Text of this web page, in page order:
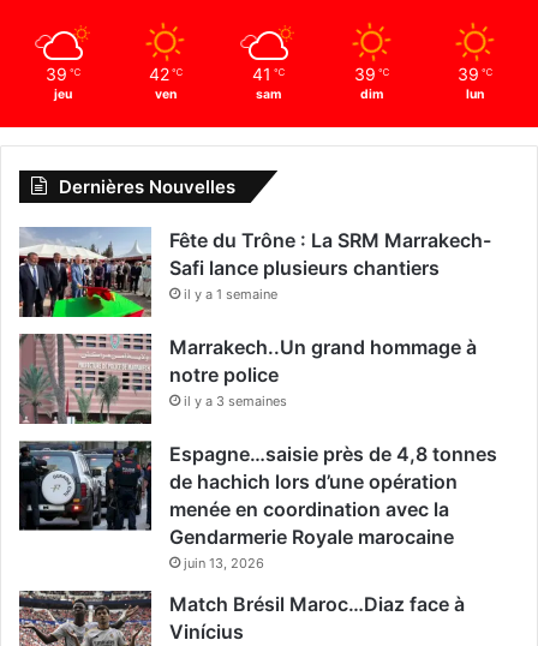
39 ℃
jeu
42 ℃
ven
41 ℃
sam
39 ℃
dim
39 ℃
lun
Dernières Nouvelles
Fête du Trône : La SRM Marrakech-
Safi lance plusieurs chantiers
il y a 1 semaine
Marrakech..Un grand hommage à
notre police
il y a 3 semaines
Espagne…saisie près de 4,8 tonnes
de hachich lors d’une opération
menée en coordination avec la
Gendarmerie Royale marocaine
juin 13, 2026
Match Brésil Maroc…Diaz face à
Vinícius